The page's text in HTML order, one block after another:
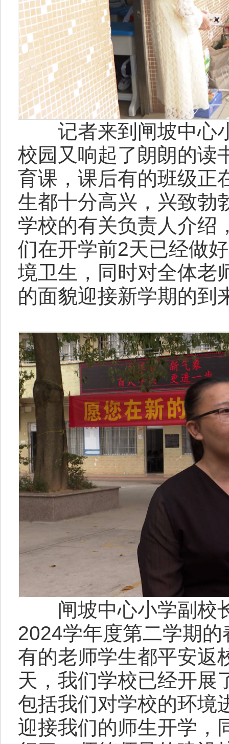
记者来到闸坡中心
校园又响起了朗朗的读
育课，课后有的班级正
生都十分高兴，兴致勃
学校的有关负责人介绍
们在开学前2天已经做
境卫生，同时对全体老
的面貌迎接新学期的到
闸坡中心小学副校
2024学年度第二学期
有的老师学生都平安返
天，我们学校已经开展
包括我们对学校的环境
迎接我们的师生开学，